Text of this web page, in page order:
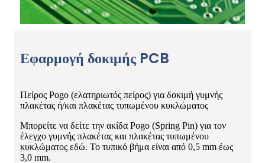
Εφαρμογή δοκιμής PCB
Πείρος Pogo (ελατηριωτός πείρος) για δοκιμή γυμνής
πλακέτας ή/και πλακέτας τυπωμένου κυκλώματος
Μπορείτε να δείτε την ακίδα Pogo (Spring Pin) για τον
έλεγχο γυμνής πλακέτας και πλακέτας τυπωμένου
κυκλώματος εδώ. Το τυπικό βήμα είναι από 0,5 mm έως
3,0 mm.